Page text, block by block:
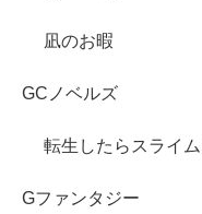
凪のお暇
GCノベルズ
転生したらスライ
Gファンタジー